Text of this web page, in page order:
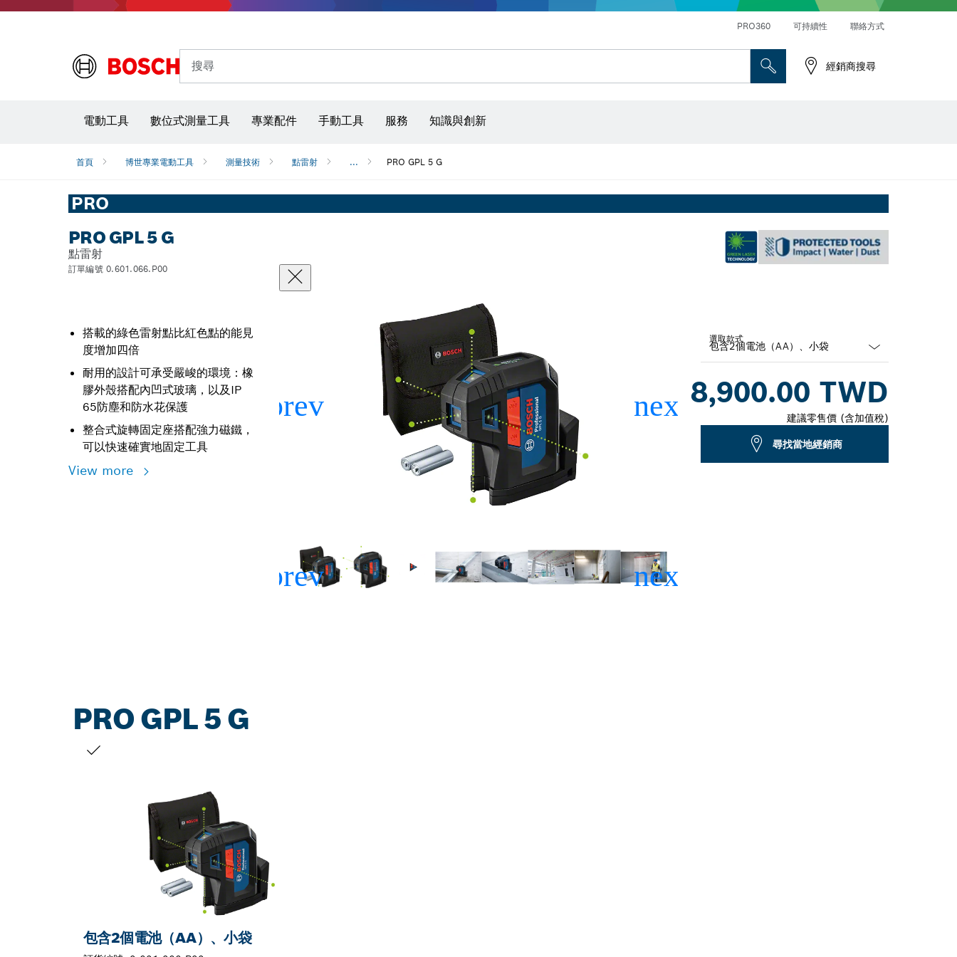
PRO360 可持續性 聯絡方式
搜尋 經銷商搜尋
電動工具 數位式測量工具 專業配件 手動工具 服務 知識與創新
首頁 博世專業電動工具 測量技術 點雷射 ... PRO GPL 5 G
PRO
PRO GPL 5 G
點雷射
訂單編號 0.601.066.P00
搭載的綠色雷射點比紅色點的能見
度增加四倍
耐用的設計可承受嚴峻的環境：橡
膠外殼搭配內凹式玻璃，以及IP
65防塵和防水花保護
整合式旋轉固定座搭配強力磁鐵，
可以快速確實地固定工具
View more
選取款式
closed
8,900.00 TWD
建議零售價 (含加值稅)
尋找當地經銷商
PRO GPL 5 G
包含2個電池（AA）、小袋